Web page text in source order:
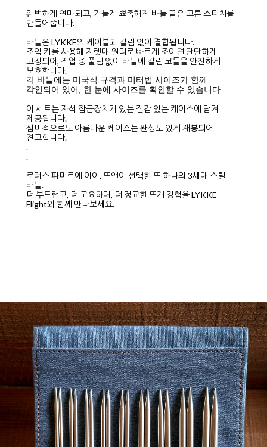
완벽하게 연마되고, 가늘게 뾰족해진 바늘 끝은 고른 스티치를
만들어줍니다.
바늘은 LYKKE의 케이블과 걸림 없이 결합됩니다.
조임 키를 사용해 지렛대 원리로 빠르게 조이면 단단하게
고정되어, 작업 중 풀림 없이 바늘에 걸린 코들을 안전하게
보호합니다.
각 바늘에는 미국식 규격과 미터법 사이즈가 함께
각인되어 있어, 한 눈에 사이즈를 확인할 수 있습니다.
이 세트는 자석 잠금장치가 있는 질감 있는 케이스에 담겨
제공됩니다.
심미적으로도 아름다운 케이스는 완성도 있게 재봉되어
견고합니다.
.
.
로터스 파미르에 이어, 뜨앤이 선택한 또 하나의 3세대 스틸
바늘.
더 부드럽고, 더 고요하며, 더 정교한 뜨개 경험을 LYKKE
Flight와 함께 만나보세요.